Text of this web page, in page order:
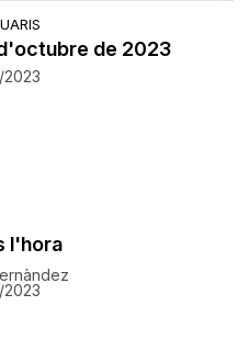
de 2023
2023
l'hora
2023